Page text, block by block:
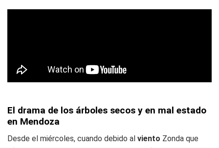
El drama de los árboles secos y en mal estado
en Mendoza
Desde el miércoles, cuando debido al viento Zonda que